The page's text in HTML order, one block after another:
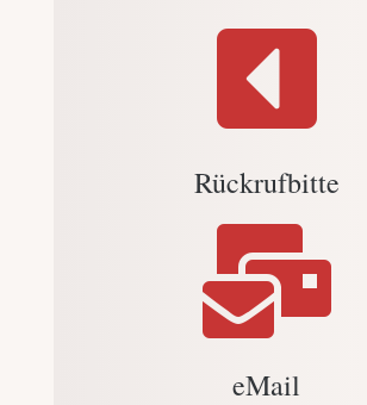

Rückrufbitte

eMail